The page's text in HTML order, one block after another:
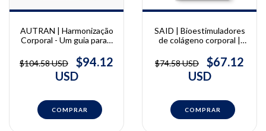
AUTRAN | Harmonização
Corporal - Um guia para a
na ciência | Raphaella
Autran
$104.58 USD
$94.12
USD
SAID | Bioestimuladores
de colágeno corporal |
$74.58 USD
$67.12
USD